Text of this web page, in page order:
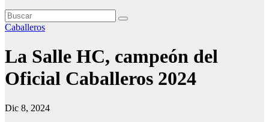
Caballeros
La Salle HC, campeón del
Oficial Caballeros 2024
Dic 8, 2024